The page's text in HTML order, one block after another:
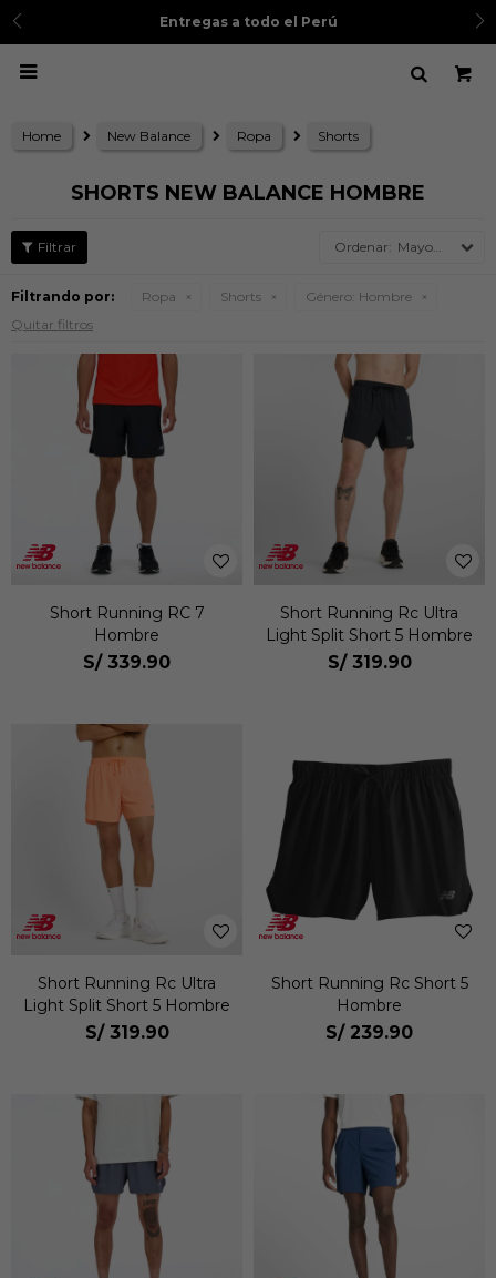
3 cuotas sin intereses
con BCP, BBVA, IBK, Scotia, Diners y
Ver TyC

Home New Balance Ropa Shorts
SHORTS NEW BALANCE HOMBRE
Mayor precio
Filtrando por: Ropa Shorts Género: Hombre
Quitar filtros
Short Running RC 7
Hombre
S/ 339.90
Short Running Rc Ultra
Light Split Short 5 Hombre
S/ 319.90
Short Running Rc Ultra
Light Split Short 5 Hombre
S/ 319.90
Short Running Rc Short 5
Hombre
S/ 239.90